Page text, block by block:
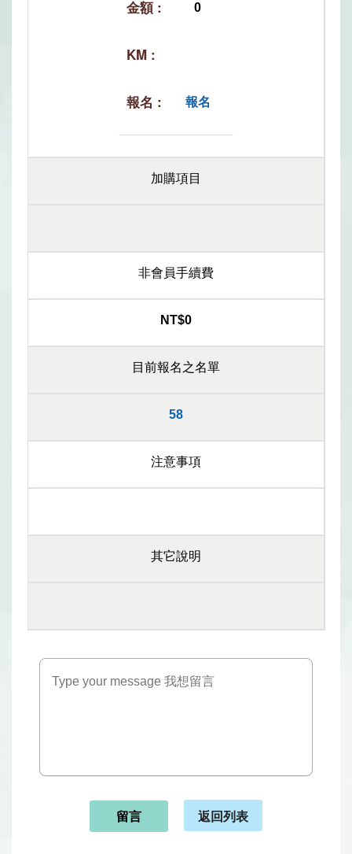
0
報名
加購項目
非會員手續費
NT$0
目前報名之名單
58
注意事項
其它說明
留言 返回列表